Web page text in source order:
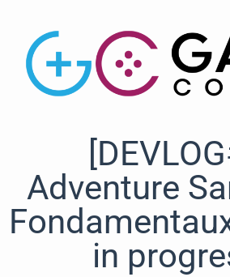
Adventure
in